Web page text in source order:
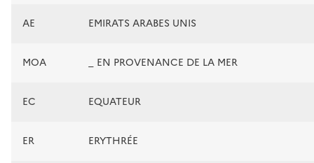
AE EMIRATS ARABES UNIS
MOA _ EN PROVENANCE DE LA MER
EC EQUATEUR
ER ERYTHRÉE